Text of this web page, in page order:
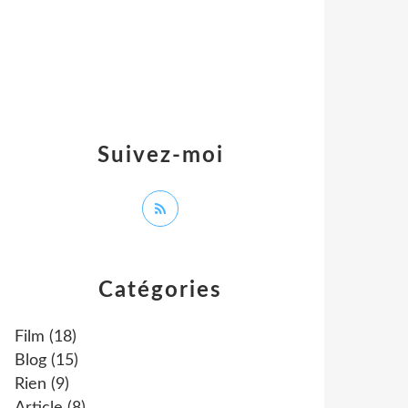
Catégories
Film (18)
Blog (15)
Rien (9)
Suivez-moi